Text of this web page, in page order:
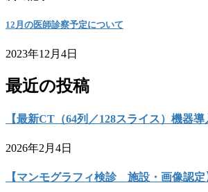
12月の医師診察予定について
2023年12月4日
最近の投稿
【最新CT（64列／128スライス）機器導
2026年2月4日
【マンモグラフィ検診 施設・画像認